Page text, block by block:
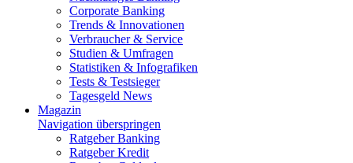
Corporate Banking
Trends & Innovationen
Verbraucher & Service
Studien & Umfragen
Statistiken & Infografiken
Tests & Testsieger
Tagesgeld News
Magazin
Navigation überspringen
Ratgeber Banking
Ratgeber Kredit